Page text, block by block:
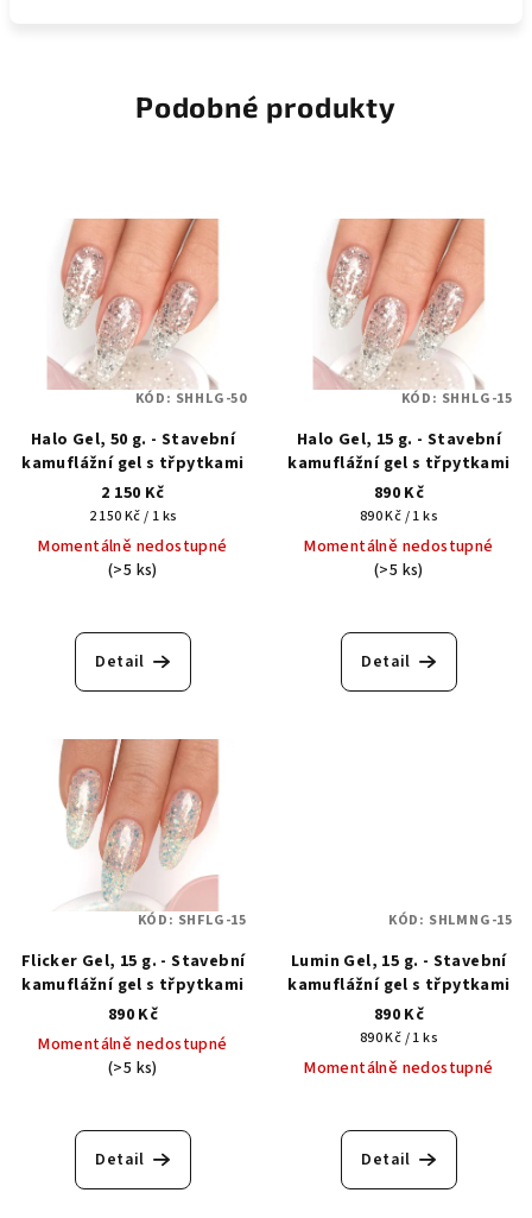
Podobné produkty
Halo Gel, 50 g. - Stavební
kamuflážní gel s třpytkami
2 150 Kč
Měrná
cena:
2 150 Kč / 1 ks
Momentálně nedostupné
(>5 ks)
Detail
KÓD: SHHLG-50
Halo Gel, 15 g. - Stavební
kamuflážní gel s třpytkami
890 Kč
Měrná
cena:
890 Kč / 1 ks
Momentálně nedostupné
(>5 ks)
Detail
KÓD: SHHLG-15
Flicker Gel, 15 g. - Stavební
kamuflážní gel s třpytkami
890 Kč
Momentálně nedostupné
(>5 ks)
Detail
KÓD: SHFLG-15
Lumin Gel, 15 g. - Stavební
kamuflážní gel s třpytkami
890 Kč
Měrná
cena:
890 Kč / 1 ks
Momentálně nedostupné
Detail
KÓD: SHLMNG-15